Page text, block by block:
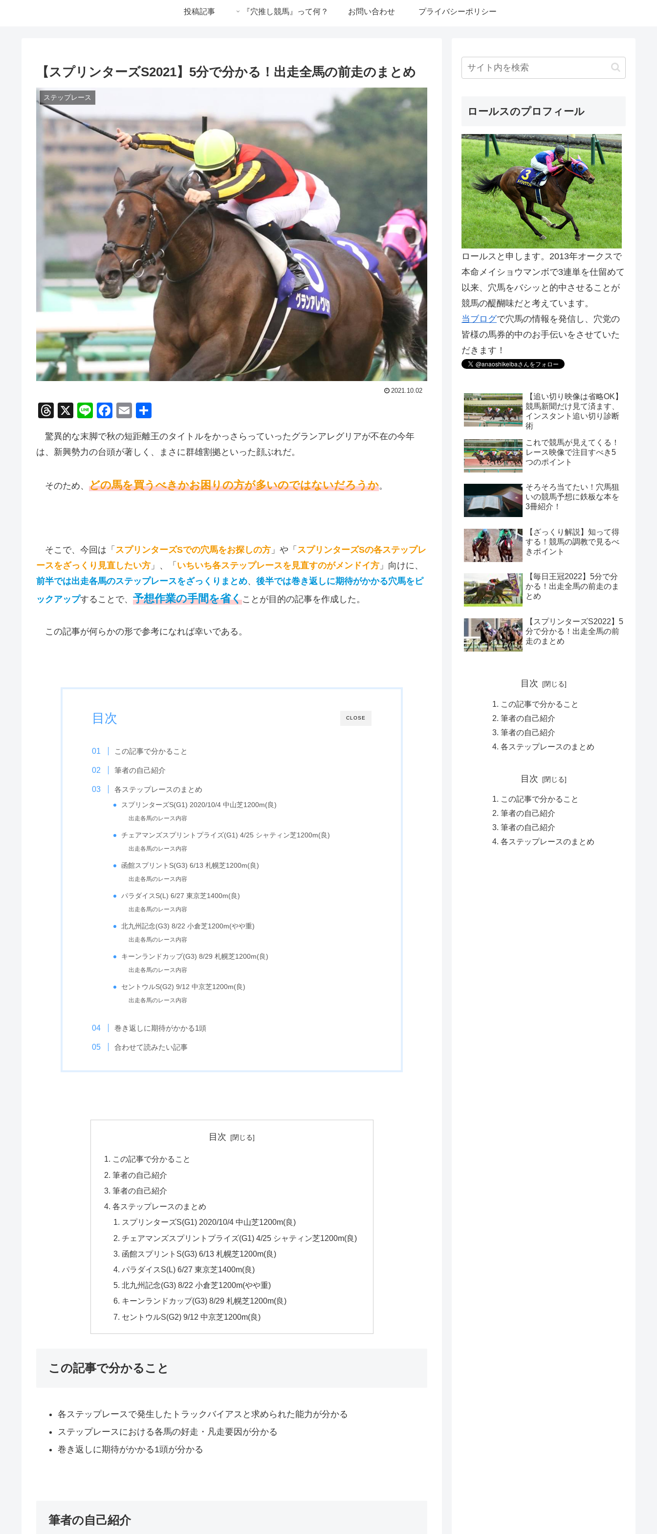
投稿記事 『穴推し競馬』って何？ お問い合わせ プライバシーポリシー
【スプリンターズS2021】5分で分かる！出走全馬の前走のまとめ
ステップレース
2021.10.02
T
e
a
s
X
Li
e
F
c
e
o
E
ail
驚異的な末脚で秋の短距離王のタイトルをかっさらっていったグランアレグリアが不在の今年
は、新興勢力の台頭が著しく、まさに群雄割拠といった顔ぶれだ。
そのため、 どの馬を買うべきかお困りの方が多いのではないだろうか。
そこで、今回は「 スプリンターズSでの穴馬をお探しの方 」や「 スプリンターズSの各ステップレ
ースをざっくり見直したい方 」、「 いちいち各ステップレースを見直すのがメンドイ方 」向けに、
前半では出走各馬のステップレースをざっくりまとめ、 後半では巻き返しに期待がかかる穴馬をピ
ックアップすることで、 予想作業の手間を省くことが目的の記事を作成した。
この記事が何らかの形で参考になれば幸いである。
CLOSE
目次
この記事で分かること
筆者の自己紹介
各ステップレースのまとめ
スプリンターズS(G1) 2020/10/4 中山芝1200m(良)
出走各馬のレース内容
チェアマンズスプリントプライズ(G1) 4/25 シャティン芝1200m(良)
出走各馬のレース内容
函館スプリントS(G3) 6/13 札幌芝1200m(良)
出走各馬のレース内容
パラダイスS(L) 6/27 東京芝1400m(良)
出走各馬のレース内容
北九州記念(G3) 8/22 小倉芝1200m(やや重)
出走各馬のレース内容
キーンランドカップ(G3) 8/29 札幌芝1200m(良)
出走各馬のレース内容
セントウルS(G2) 9/12 中京芝1200m(良)
出走各馬のレース内容
巻き返しに期待がかかる1頭
合わせて読みたい記事
目次
この記事で分かること
筆者の自己紹介
筆者の自己紹介
各ステップレースのまとめ
スプリンターズS(G1) 2020/10/4 中山芝1200m(良)
チェアマンズスプリントプライズ(G1) 4/25 シャティン芝1200m(良)
函館スプリントS(G3) 6/13 札幌芝1200m(良)
パラダイスS(L) 6/27 東京芝1400m(良)
北九州記念(G3) 8/22 小倉芝1200m(やや重)
キーンランドカップ(G3) 8/29 札幌芝1200m(良)
セントウルS(G2) 9/12 中京芝1200m(良)
この記事で分かること
各ステップレースで発生したトラックバイアスと求められた能力が分かる
ステップレースにおける各馬の好走・凡走要因が分かる
巻き返しに期待がかかる1頭が分かる
筆者の自己紹介
ロールスのプロフィール
ロールスと申します。2013年オークスで
本命メイショウマンボで3連単を仕留めて
以来、穴馬をバシッと的中させることが
競馬の醍醐味だと考えています。
当ブログで穴馬の情報を発信し、穴党の
皆様の馬券的中のお手伝いをさせていた
だきます！
【追い切り映像は省略OK】
競馬新聞だけ見て済ます、
インスタント追い切り診断
術
これで競馬が見えてくる！
レース映像で注目すべき5
つのポイント
そろそろ当てたい！穴馬狙
いの競馬予想に鉄板な本を
3冊紹介！
【ざっくり解説】知って得
する！競馬の調教で見るべ
きポイント
【毎日王冠2022】5分で分
かる！出走全馬の前走のま
とめ
【スプリンターズS2022】5
分で分かる！出走全馬の前
走のまとめ
目次
この記事で分かること
筆者の自己紹介
筆者の自己紹介
各ステップレースのまとめ
目次
この記事で分かること
筆者の自己紹介
筆者の自己紹介
各ステップレースのまとめ